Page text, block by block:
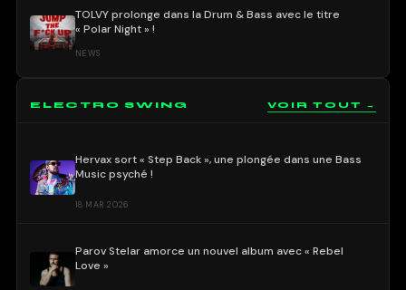
TOLVY prolonge dans la Drum & Bass avec le titre
« Polar Night » !
NEWS
ELECTRO SWING VOIR TOUT →
Hervax sort « Step Back », une plongée dans une Bass
Music psyché !
18 MAR 2026
Parov Stelar amorce un nouvel album avec « Rebel
Love »